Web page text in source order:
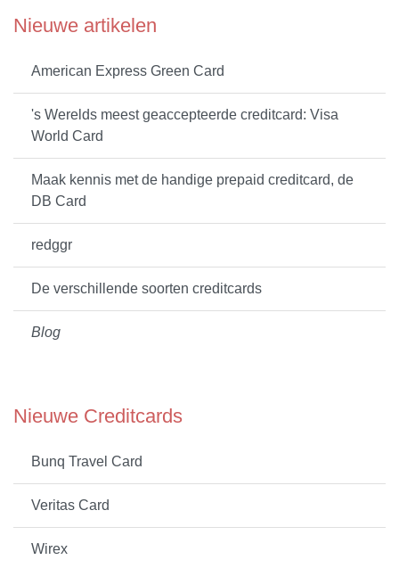
Nieuwe artikelen
American Express Green Card
's Werelds meest geaccepteerde creditcard: Visa
World Card
Maak kennis met de handige prepaid creditcard, de
DB Card
redggr
De verschillende soorten creditcards
Blog
Nieuwe Creditcards
Bunq Travel Card
Veritas Card
Wirex